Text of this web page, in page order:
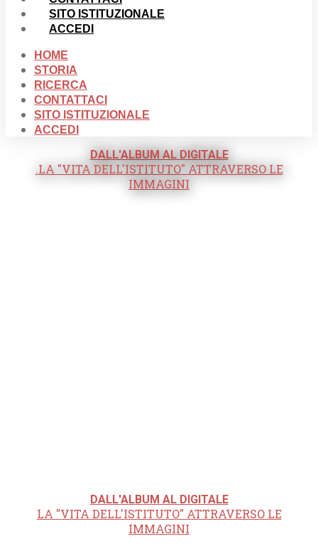
SITO ISTITUZIONALE
ACCEDI
HOME
STORIA
RICERCA
CONTATTACI
SITO ISTITUZIONALE
ACCEDI
DALL'ALBUM AL DIGITALE
.LA "VITA DELL'ISTITUTO" ATTRAVERSO LE
IMMAGINI
DALL'ALBUM AL DIGITALE
LA "VITA DELL'ISTITUTO" ATTRAVERSO LE
IMMAGINI